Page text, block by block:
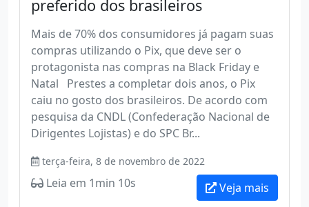
preferido dos brasileiros
Mais de 70% dos consumidores já pagam suas
compras utilizando o Pix, que deve ser o
protagonista nas compras na Black Friday e
Natal Prestes a completar dois anos, o Pix
caiu no gosto dos brasileiros. De acordo com
pesquisa da CNDL (Confederação Nacional de
Dirigentes Lojistas) e do SPC Br...
terça-feira, 8 de novembro de 2022
Leia em 1min 10s Veja mais